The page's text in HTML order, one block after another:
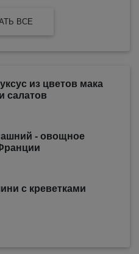
ВСЕ
из цветов мака
салатов
- овощное
с креветками